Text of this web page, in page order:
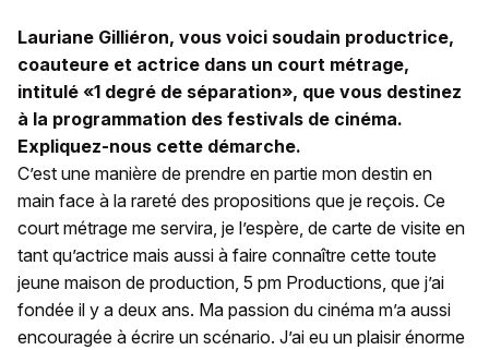
Lauriane Gilliéron, vous voici soudain productrice,
coauteure et actrice dans un court métrage,
intitulé «1 degré de séparation», que vous destinez
à la programmation des festivals de cinéma.
Expliquez-nous cette démarche.
C’est une manière de prendre en partie mon destin en
main face à la rareté des propositions que je reçois. Ce
court métrage me servira, je l’espère, de carte de visite en
tant qu’actrice mais aussi à faire connaître cette toute
jeune maison de production, 5 pm Productions, que j’ai
fondée il y a deux ans. Ma passion du cinéma m’a aussi
encouragée à écrire un scénario. J’ai eu un plaisir énorme